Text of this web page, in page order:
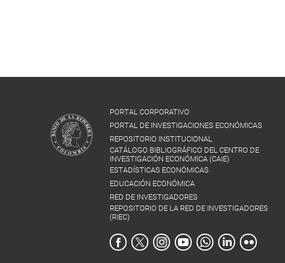
PORTAL CORPORATIVO
PORTAL DE INVESTIGACIONES ECONÓMICAS
REPOSITORIO INSTITUCIONAL
CATÁLOGO BIBLIOGRÁFICO DEL CENTRO DE
INVESTIGACIÓN ECONÓMICA (CAIE)
ESTADÍSTICAS ECONÓMICAS
EDUCACIÓN ECONÓMICA
RED DE INVESTIGADORES
REPOSITORIO DE LA RED DE INVESTIGADORES
(RIEC)